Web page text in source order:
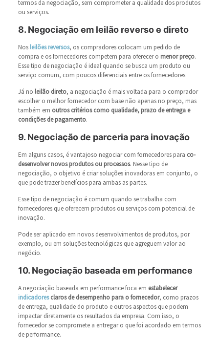
termos da negociação, sem comprometer a qualidade dos produtos
ou serviços.
8. Negociação em leilão reverso e direto
Nos leilões reversos, os compradores colocam um pedido de
compra e os fornecedores competem para oferecer o menor preço.
Esse tipo de negociação é ideal quando se busca um produto ou
serviço comum, com poucos diferenciais entre os fornecedores.
Já no leilão direto, a negociação é mais voltada para o comprador
escolher o melhor fornecedor com base não apenas no preço, mas
também em outros critérios como qualidade, prazo de entrega e
condições de pagamento.
9. Negociação de parceria para inovação
Em alguns casos, é vantajoso negociar com fornecedores para co-
desenvolver novos produtos ou processos. Nesse tipo de
negociação, o objetivo é criar soluções inovadoras em conjunto, o
que pode trazer benefícios para ambas as partes.
Esse tipo de negociação é comum quando se trabalha com
fornecedores que oferecem produtos ou serviços com potencial de
inovação.
Pode ser aplicado em novos desenvolvimentos de produtos, por
exemplo, ou em soluções tecnológicas que agreguem valor ao
negócio.
10. Negociação baseada em performance
A negociação baseada em performance foca em estabelecer
indicadoresclaros de desempenho para o fornecedor, como prazos
de entrega, qualidade do produto e outros aspectos que podem
impactar diretamente os resultados da empresa. Com isso, o
fornecedor se compromete a entregar o que foi acordado em termos
de performance.